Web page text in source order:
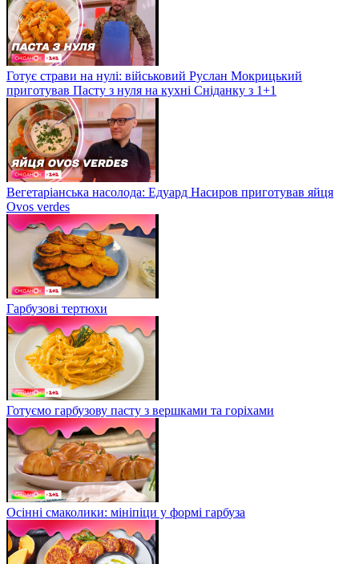
Готує страви на нулі: військовий Руслан Мокрицький
приготував Пасту з нуля на кухні Сніданку з 1+1
Вегетаріанська насолода: Едуард Насиров приготував яйця
Ovos verdes
Гарбузові тертюхи
Готуємо гарбузову пасту з вершками та горіхами
Осінні смаколики: мініпіци у формі гарбуза